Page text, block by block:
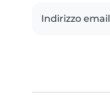
Indirizzo email